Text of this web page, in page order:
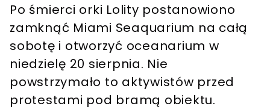
Po śmierci orki Lolity postanowiono
zamknąć Miami Seaquarium na całą
sobotę i otworzyć oceanarium w
niedzielę 20 sierpnia. Nie
powstrzymało to aktywistów przed
protestami pod bramą obiektu.